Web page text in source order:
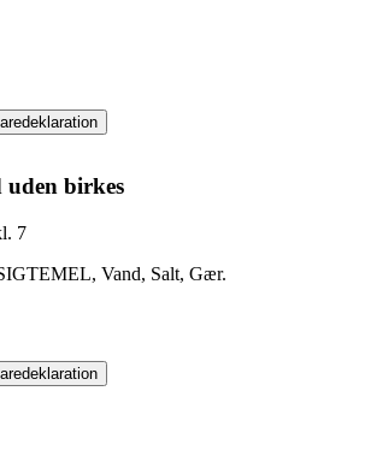
birkes
7
Vand, Salt, Gær.